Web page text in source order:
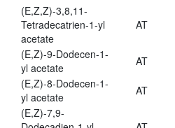
(E,Z,Z)-3,8,11-
Tetradecatrien-1-yl
acetate
AT
(E,Z)-9-Dodecen-1-
yl acetate
AT
(E,Z)-8-Dodecen-1-
yl acetate
AT
(E,Z)-7,9-